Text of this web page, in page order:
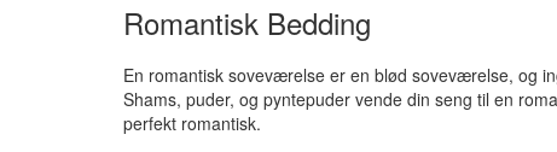
Romantisk Bedding
En romantisk soveværelse er en blød soveværelse, og
Shams, puder, og pyntepuder vende din seng til en
perfekt romantisk.